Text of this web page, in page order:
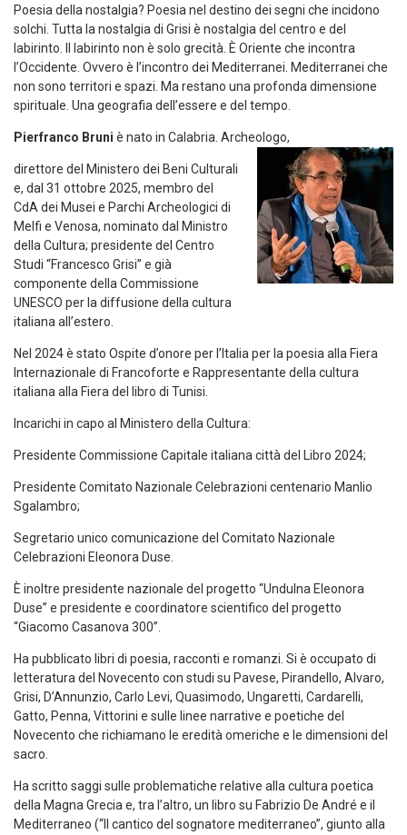
Poesia della nostalgia? Poesia nel destino dei segni che incidono
solchi. Tutta la nostalgia di Grisi è nostalgia del centro e del
labirinto. Il labirinto non è solo grecità. È Oriente che incontra
l’Occidente. Ovvero è l’incontro dei Mediterranei. Mediterranei che
non sono territori e spazi. Ma restano una profonda dimensione
spirituale. Una geografia dell’essere e del tempo.
Pierfranco Bruni è nato in Calabria. Archeologo,
direttore del Ministero dei Beni Culturali
e, dal 31 ottobre 2025, membro del
CdA dei Musei e Parchi Archeologici di
Melfi e Venosa, nominato dal Ministro
della Cultura; presidente del Centro
Studi “Francesco Grisi” e già
componente della Commissione
UNESCO per la diffusione della cultura
italiana all’estero.
Nel 2024 è stato Ospite d’onore per l’Italia per la poesia alla Fiera
Internazionale di Francoforte e Rappresentante della cultura
italiana alla Fiera del libro di Tunisi.
Incarichi in capo al Ministero della Cultura:
Presidente Commissione Capitale italiana città del Libro 2024;
Presidente Comitato Nazionale Celebrazioni centenario Manlio
Sgalambro;
Segretario unico comunicazione del Comitato Nazionale
Celebrazioni Eleonora Duse.
È inoltre presidente nazionale del progetto “Undulna Eleonora
Duse” e presidente e coordinatore scientifico del progetto
“Giacomo Casanova 300”.
Ha pubblicato libri di poesia, racconti e romanzi. Si è occupato di
letteratura del Novecento con studi su Pavese, Pirandello, Alvaro,
Grisi, D’Annunzio, Carlo Levi, Quasimodo, Ungaretti, Cardarelli,
Gatto, Penna, Vittorini e sulle linee narrative e poetiche del
Novecento che richiamano le eredità omeriche e le dimensioni del
sacro.
Ha scritto saggi sulle problematiche relative alla cultura poetica
della Magna Grecia e, tra l’altro, un libro su Fabrizio De André e il
Mediterraneo (“Il cantico del sognatore mediterraneo”, giunto alla